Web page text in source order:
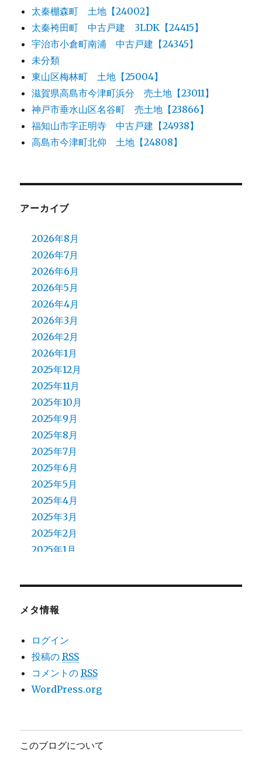
太秦棚森町 土地【24002】
太秦袴田町 中古戸建 3LDK【24415】
宇治市小倉町南浦 中古戸建【24345】
未分類
東山区梅林町 土地【25004】
滋賀県高島市今津町浜分 売土地【23011】
神戸市垂水山区名谷町 売土地【23866】
福知山市字正明寺 中古戸建【24938】
高島市今津町北仰 土地【24808】
アーカイブ
2026年8月
2026年7月
2026年6月
2026年5月
2026年4月
2026年3月
2026年2月
2026年1月
2025年12月
2025年11月
2025年10月
2025年9月
2025年8月
2025年7月
2025年6月
2025年5月
2025年4月
2025年3月
2025年2月
2025年1月
2024年11月
2024年9月
2024年7月
2024年6月
2024年5月
2024年2月
2024年1月
メタ情報
ログイン
投稿のRSS
コメントのRSS
WordPress.org
このブログについて